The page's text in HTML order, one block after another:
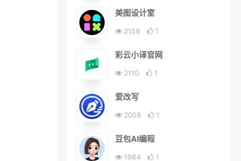
美图设计室
2158 1
彩云小译官网
2110 1
爱改写
2058 1
豆包AI编程
1984 1